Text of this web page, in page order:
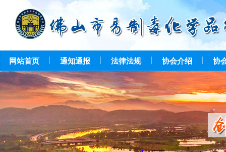
网站首页 通知通报 法律法规 协会介绍 协